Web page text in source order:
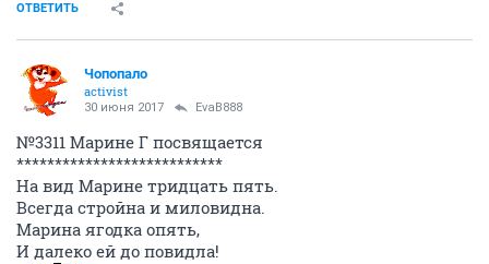
ОТВЕТИТЬ
Чопопало
activist
30 июня 2017 EvaB888
№3311 Марине Г посвящается
***************************
На вид Марине тридцать пять.
Всегда стройна и миловидна.
Марина ягодка опять,
И далеко ей до повидла!